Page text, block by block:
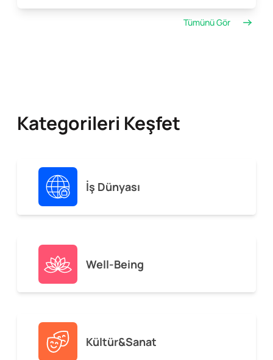
Tümünü Gör
Kategorileri Keşfet
İş Dünyası
Well-Being
Kültür&Sanat